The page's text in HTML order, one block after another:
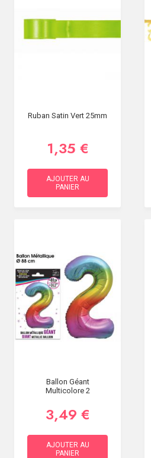
Ruban Satin Vert 25mm
1,35 €
AJOUTER AU
PANIER
Ballon Géant
Multicolore 2
3,49 €
AJOUTER AU
PANIER